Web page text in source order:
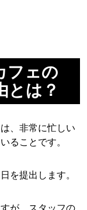
フェの
とは？
、非常に忙しい
ることです。
を提出します。